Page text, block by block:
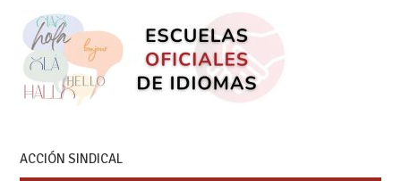
ACCIÓN SINDICAL